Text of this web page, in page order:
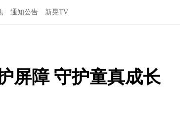
通知公告 新晃TV
屏障 守护童真成长